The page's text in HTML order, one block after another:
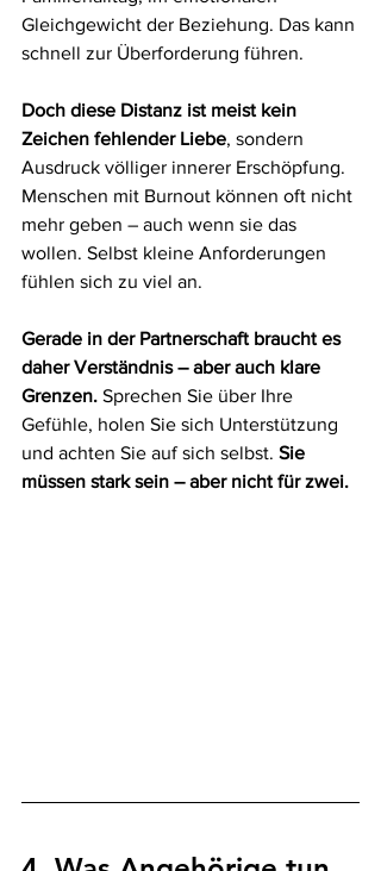
Gleichgewicht der Beziehung. Das kann
schnell zur Überforderung führen.
Doch diese Distanz ist meist kein
Zeichen fehlender Liebe, sondern
Ausdruck völliger innerer Erschöpfung.
Menschen mit Burnout können oft nicht
mehr geben – auch wenn sie das
wollen. Selbst kleine Anforderungen
fühlen sich zu viel an.
Gerade in der Partnerschaft braucht es
daher Verständnis – aber auch klare
Grenzen. Sprechen Sie über Ihre
Gefühle, holen Sie sich Unterstützung
und achten Sie auf sich selbst. Sie
müssen stark sein – aber nicht für zwei.